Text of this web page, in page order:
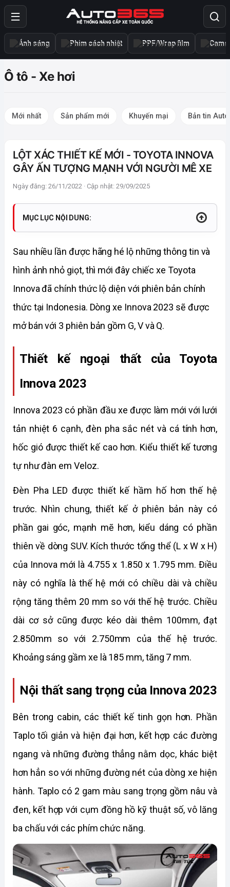
Ánh sáng Phim cách nhiệt PPF/Wrap film
Ô tô - Xe hơi
Mới nhất Sản phẩm mới Khuyến mại Bản tin
LỘT XÁC THIẾT KẾ MỚI - TOYOTA INNOVA
GÂY ẤN TƯỢNG MẠNH VỚI NGƯỜI MÊ XE
Ngày đăng: 26/11/2022 · Cập nhật: 29/09/2025
MỤC LỤC NỘI DUNG:
Sau nhiều lần được hãng hé lộ những thông tin và
hình ảnh nhỏ giọt, thì mới đây chiếc xe Toyota
Innova đã chính thức lộ diện với phiên bản chính
thức tại Indonesia. Dòng xe Innova 2023 sẽ được
mở bán với 3 phiên bản gồm G, V và Q.
Thiết kế ngoại thất của Toyota
Innova 2023
Innova 2023 có phần đầu xe được làm mới với lưới
tản nhiệt 6 cạnh, đèn pha sắc nét và cá tính hơn,
hốc gió được thiết kế cao hơn. Kiểu thiết kế tương
tự như đàn em Veloz.
Đèn Pha LED được thiết kế hầm hố hơn thế hệ
trước. Nhìn chung, thiết kế ở phiên bản này có
phần gai góc, mạnh mẽ hơn, kiểu dáng có phần
thiên về dòng SUV. Kích thước tổng thể (L x W x H)
của Innova mới là 4.755 x 1.850 x 1.795 mm. Điều
này có nghĩa là thế hệ mới có chiều dài và chiều
rộng tăng thêm 20 mm so với thế hệ trước. Chiều
dài cơ sở cũng được kéo dài thêm 100mm, đạt
2.850mm so với 2.750mm của thế hệ trước.
Khoảng sáng gầm xe là 185 mm, tăng 7 mm.
Nội thất sang trọng của Innova 2023
Bên trong cabin, các thiết kế tinh gọn hơn. Phần
Taplo tối giản và hiện đại hơn, kết hợp các đường
ngang và những đường thẳng nằm dọc, khác biệt
hơn hẳn so với những đường nét của dòng xe hiện
hành. Taplo có 2 gam màu sang trọng gồm nâu và
đen, kết hợp với cụm đồng hồ kỹ thuật số, vô lăng
ba chấu với các phím chức năng.